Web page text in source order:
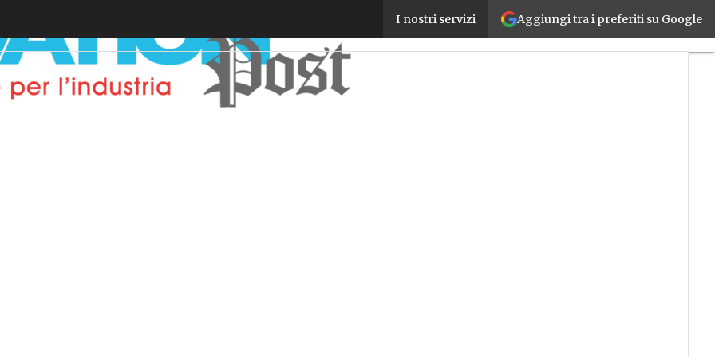
Aggiungi tra i preferiti su Google
I nostri servizi
Dagli attuatori alla robotica collaborativa: da